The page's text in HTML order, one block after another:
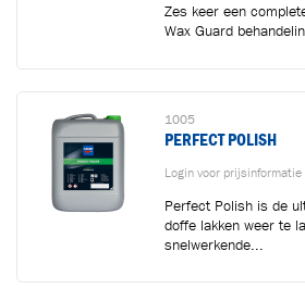
Zes keer een
Wax Guard
1005
PERFECT POLISH
Login voor prijsinformatie
Perfect Polish is de
doffe lakken weer te
snelwerkende...